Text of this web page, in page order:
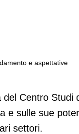
e aspettative
Italia:
Centro Studi
e sulle sue
settori.